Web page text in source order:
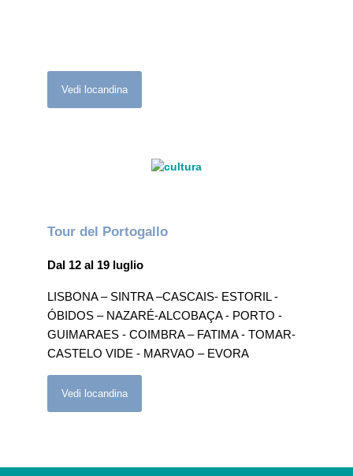
Vedi locandina
Tour del Portogallo
Dal 12 al 19 luglio
LISBONA – SINTRA –CASCAIS- ESTORIL -
ÓBIDOS – NAZARÉ-ALCOBAÇA - PORTO -
GUIMARAES - COIMBRA – FATIMA - TOMAR-
CASTELO VIDE - MARVAO – EVORA
Vedi locandina